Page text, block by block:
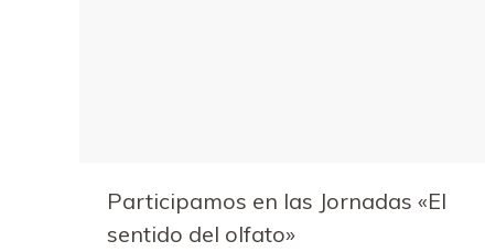
Participamos en las Jornadas «El
sentido del olfato»